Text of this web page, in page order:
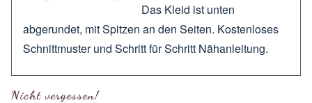
Das Kleid ist unten
abgerundet, mit Spitzen an den Seiten. Kostenloses
Schnittmuster und Schritt für Schritt Nähanleitung.
Nicht vergessen!